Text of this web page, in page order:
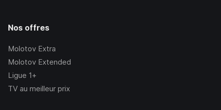
Nos offres
Molotov Extra
Molotov Extended
Ligue 1+
TV au meilleur prix